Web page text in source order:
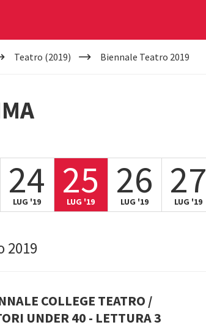
Teatro (2019) Biennale Teatro 2019
24
LUG '19 25
LUG '19 26
LUG '19 27
LUG '19
2019
COLLEGE TEATRO /
UNDER 40 - LETTURA 3